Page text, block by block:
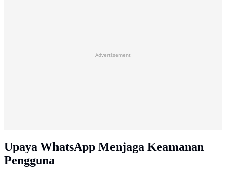
Advertisement
Upaya WhatsApp Menjaga Keamanan
Pengguna